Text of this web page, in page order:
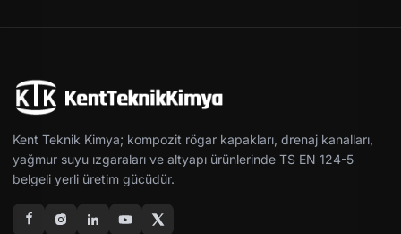
Kent Teknik Kimya; kompozit rögar kapakları, drenaj kanalları,
yağmur suyu ızgaraları ve altyapı ürünlerinde TS EN 124-5
belgeli yerli üretim gücüdür.